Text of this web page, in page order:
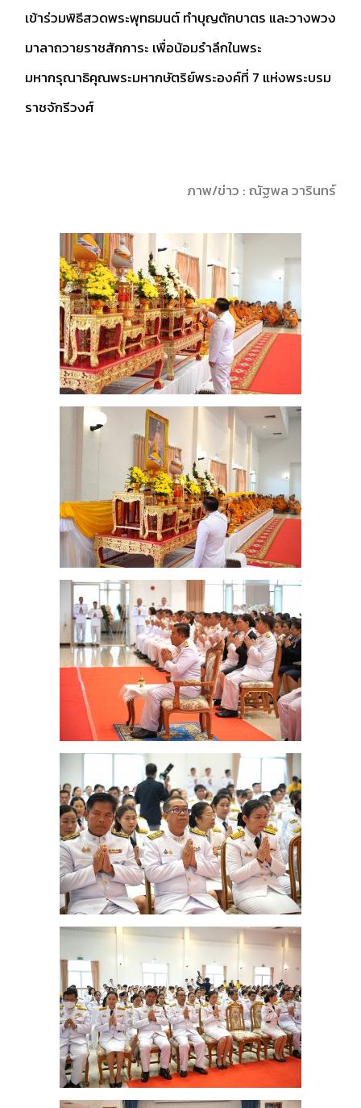
เข้าร่วมพิธีสวดพระพุทธมนต์ ทำบุญตักบาตร และวางพวง
มาลาถวายราชสักการะ เพื่อน้อมรำลึกในพระ
มหากรุณาธิคุณพระมหากษัตริย์พระองค์ที่ 7 แห่งพระบรม
ราชจักรีวงศ์
ภาพ/ข่าว : ณัฐพล วารินทร์